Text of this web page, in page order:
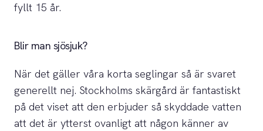
fyllt 15 år.
Blir man sjösjuk?
När det gäller våra korta seglingar så är svaret
generellt nej. Stockholms skärgård är fantastiskt
på det viset att den erbjuder så skyddade vatten
att det är ytterst ovanligt att någon känner av